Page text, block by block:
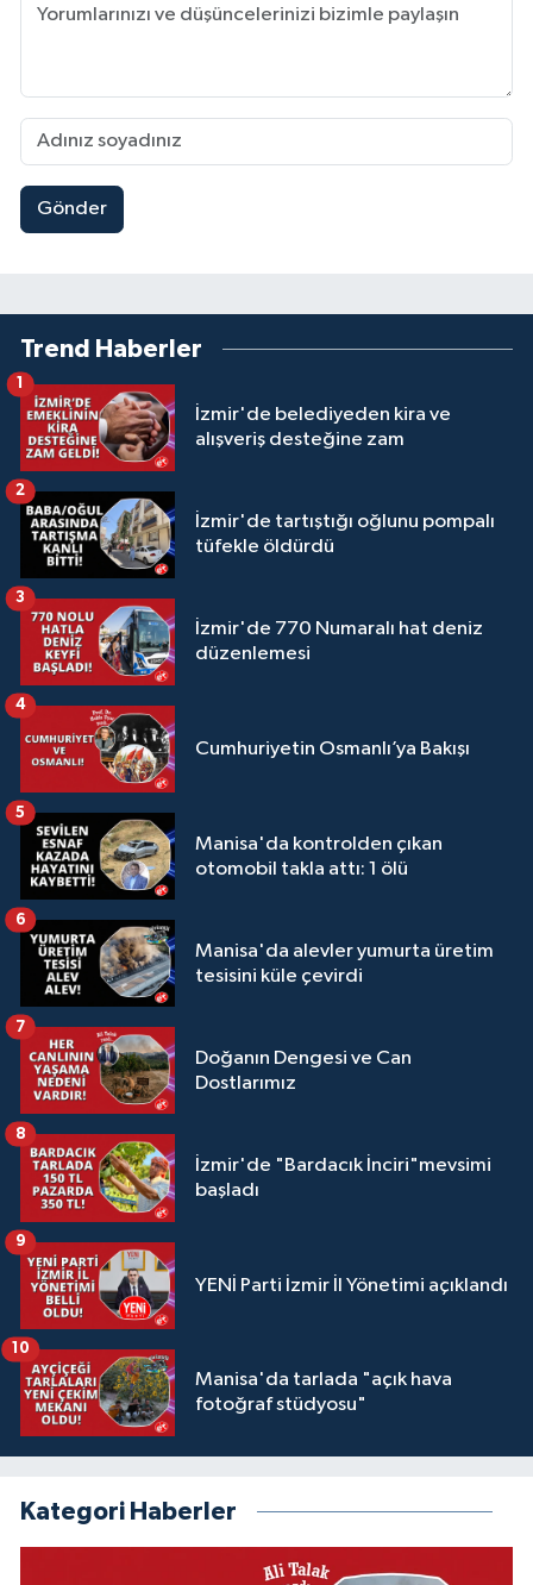
Gönder
Trend Haberler
İzmir'de belediyeden kira ve
alışveriş desteğine zam
1
İzmir'de tartıştığı oğlunu pompalı
tüfekle öldürdü
2
İzmir'de 770 Numaralı hat deniz
düzenlemesi
3
Cumhuriyetin Osmanlı’ya Bakışı
4
Manisa'da kontrolden çıkan
otomobil takla attı: 1 ölü
5
Manisa'da alevler yumurta üretim
tesisini küle çevirdi
6
Doğanın Dengesi ve Can
Dostlarımız
7
İzmir'de "Bardacık İnciri"mevsimi
başladı
8
YENİ Parti İzmir İl Yönetimi açıklandı
9
Manisa'da tarlada "açık hava
fotoğraf stüdyosu"
10
Kategori Haberler